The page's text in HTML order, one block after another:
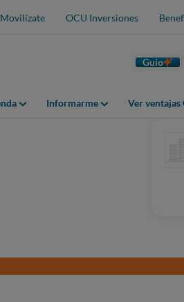
Movilízate OCU Inversiones
Guio
Informarme Ver ventajas